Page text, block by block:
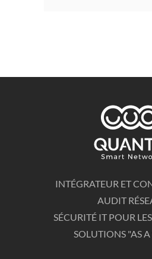
INTÉGRATEUR ET
AUDIT
SÉCURITÉ IT POUR
SOLUTIONS "AS A